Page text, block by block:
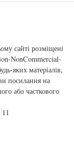
сайті розміщені
NonCommercial-
яких матеріалів,
посилання на
або часткового